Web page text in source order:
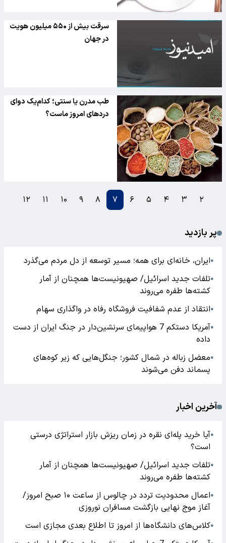
سرقت بیش از ۵۵۰ میلیون هویت
در جهان
طب مدرن یا سنتی؛ کدام‌یک دوای
دردهای امروز ماست؟
۲ ۳ ۴ ۵ ۶ ۷ ۸ ۹ ۱۰ ۱۱ ۱۲
پر بازدید
●ایران، خانه‌ای برای همه؛ مسیر توسعه از دل مردم می‌گذرد
●تلفات جدید اسرائیل/ صهیونیست‌ها همچنان از آمار
کشته‌ها طفره می‌روند
●انتقاد از عدم شفافیت فروشگاه رفاه در واگذاری سهام
●
آمریکا دستکم 7 هواپیمای سرنشین‌دار در جنگ ایران از دست
داده
●معضل زباله در شمال کشور؛ جنگل‌هایی که زیر کوه‌های
پسماند دفن می‌شوند
آخرین اخبار
●آیا خرید پله‌ای نقره در زمان ریزش بازار استراتژی درستی
است؟
●تلفات جدید اسرائیل/ صهیونیست‌ها همچنان از آمار
کشته‌ها طفره می‌روند
●
اعمال محدودیت تردد در چالوس از ساعت ۱۰ صبح امروز/
آغاز موج نهایی بازگشت مسافران نوروزی
●کلاس‌های دانشگاه‌ها از امروز تا اطلاع بعدی مجازی است